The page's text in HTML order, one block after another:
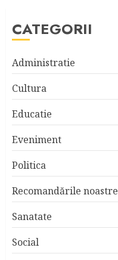
CATEGORII
Administratie
Cultura
Educatie
Eveniment
Politica
Recomandările noastre
Sanatate
Social